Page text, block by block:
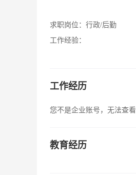
求职岗位： 行政/后勤
工作经验：
工作经历
您不是企业账号，无法查看
教育经历